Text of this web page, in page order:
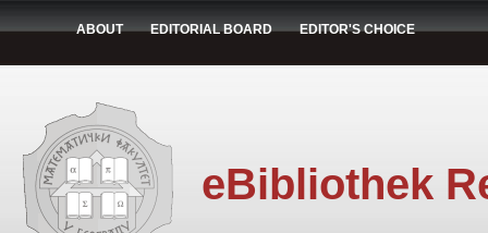
ABOUT EDITORIAL BOARD EDITOR'S CHOICE
eBibliothek